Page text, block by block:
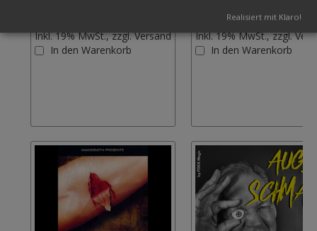
Inkl. 19% MwSt., zzgl.Versand
In den Warenkorb
SCHOCKER
14,00 €
Inkl. 19% MwSt., zzgl.
In den Warenkorb
Realisiert mit Klaro!